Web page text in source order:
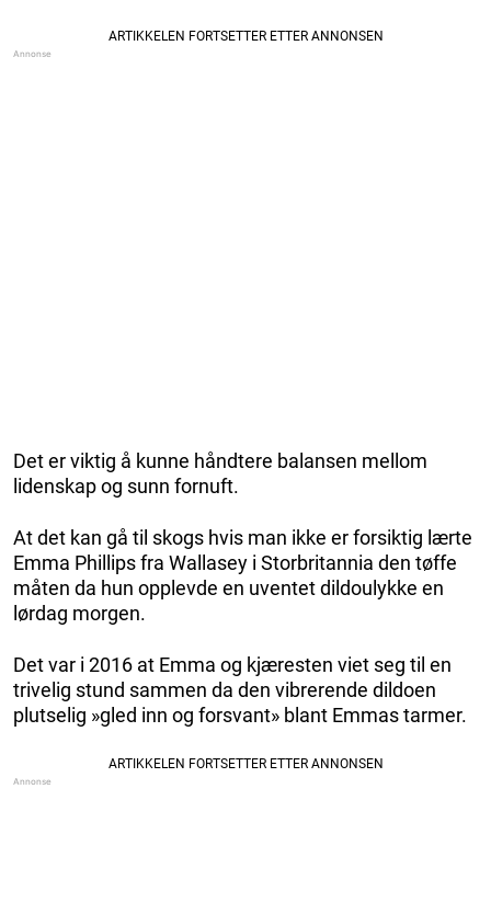
Det er viktig å kunne håndtere balansen mellom
lidenskap og sunn fornuft.
At det kan gå til skogs hvis man ikke er forsiktig lærte
Emma Phillips fra Wallasey i Storbritannia den tøffe
måten da hun opplevde en uventet dildoulykke en
lørdag morgen.
Det var i 2016 at Emma og kjæresten viet seg til en
trivelig stund sammen da den vibrerende dildoen
plutselig »gled inn og forsvant» blant Emmas tarmer.